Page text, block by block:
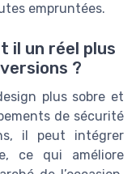
empruntées.
il un réel plus
?
plus sobre et
de sécurité
il peut intégrer
ce qui améliore